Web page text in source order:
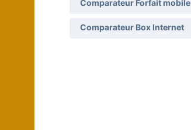
Comparateur Forfait mobile
Comparateur Box Internet